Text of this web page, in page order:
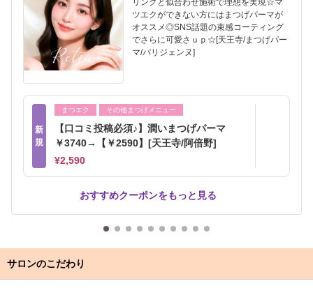
リングと似合わせ施術で理想を実現☆マ
ツエクができない方にはまつげパーマが
オススメ◎SNS話題の束感コーティング
でさらに可愛さｕｐ☆[天王寺/まつげパー
マ/パリジェンヌ]
新
規
まつエク その他まつげメニュー
【口コミ投稿必須♪】潤いまつげパーマ
￥3740→【￥2590】[天王寺/阿倍野]
¥2,590
おすすめクーポンをもっと見る
サロンのこだわり